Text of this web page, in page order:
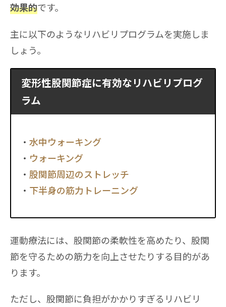
効果的です。
主に以下のようなリハビリプログラムを実施しま
しょう。
変形性股関節症に有効なリハビリプログ
ラム
水中ウォーキング
ウォーキング
股関節周辺のストレッチ
下半身の筋力トレーニング
運動療法には、股関節の柔軟性を高めたり、股関
節を守るための筋力を向上させたりする目的があ
ります。
ただし、股関節に負担がかかりすぎるリハビリ